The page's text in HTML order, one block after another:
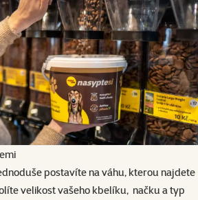
postavíte na váhu, kterou najdete
velikost vašeho kbelíku, načku a typ